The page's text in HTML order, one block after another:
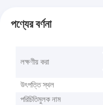
পণ্যের বর্ণনা
লক্ষণীয় করা
উৎপত্তি স্থল
পরিচিতিমুলক নাম